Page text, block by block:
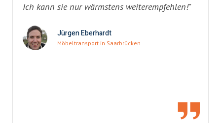
Ich kann sie nur wärmstens weiterempfehlen!"
Jürgen Eberhardt
Möbeltransport in Saarbrücken